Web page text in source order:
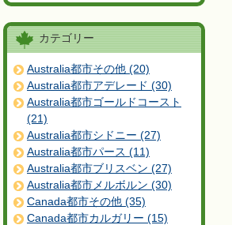
カテゴリー
Australia都市その他 (20)
Australia都市アデレード (30)
Australia都市ゴールドコースト
(21)
Australia都市シドニー (27)
Australia都市パース (11)
Australia都市ブリスベン (27)
Australia都市メルボルン (30)
Canada都市その他 (35)
Canada都市カルガリー (15)